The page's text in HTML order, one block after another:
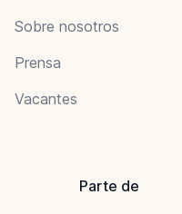
Sobre nosotros
Prensa
Vacantes
Parte de